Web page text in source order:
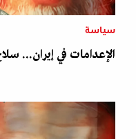
سياسة
الإعدامات في إيران...